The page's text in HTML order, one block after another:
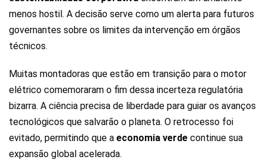
menos hostil. A decisão serve como um alerta para futuros
governantes sobre os limites da intervenção em órgãos
técnicos.
Muitas montadoras que estão em transição para o motor
elétrico comemoraram o fim dessa incerteza regulatória
bizarra. A ciência precisa de liberdade para guiar os avanços
tecnológicos que salvarão o planeta. O retrocesso foi
evitado, permitindo que a economia verde continue sua
expansão global acelerada.